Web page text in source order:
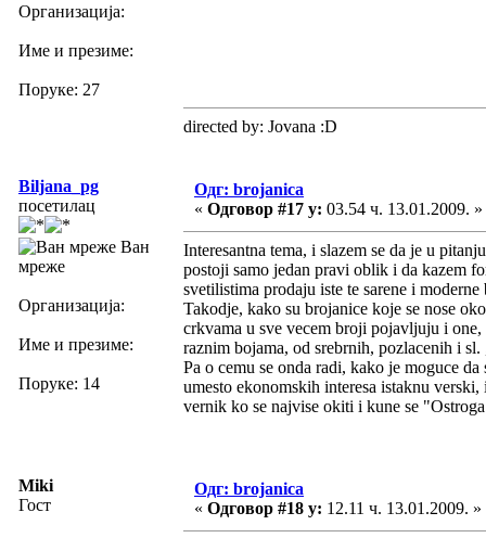
Организација:
Име и презиме:
Поруке: 27
directed by: Jovana :D
Biljana_pg
посетилац
Ван
мреже
Организација:
Име и презиме:
Поруке: 14
Одг: brojanica
« Одговор #17 у: 03.54 ч. 13.01.2009. »
Interesantna tema, i slazem se da je u
postoji samo jedan pravi oblik i da kazem
svetilistima prodaju iste te sarene i
Takodje, kako su brojanice koje se nose
crkvama u sve vecem broji pojavljuju i one,
raznim bojama, od srebrnih, pozlacenih i
Pa o cemu se onda radi, kako je moguce
umesto ekonomskih interesa istaknu
vernik ko se najvise okiti i kune se
Miki
Гост
Одг: brojanica
« Одговор #18 у: 12.11 ч. 13.01.2009. »